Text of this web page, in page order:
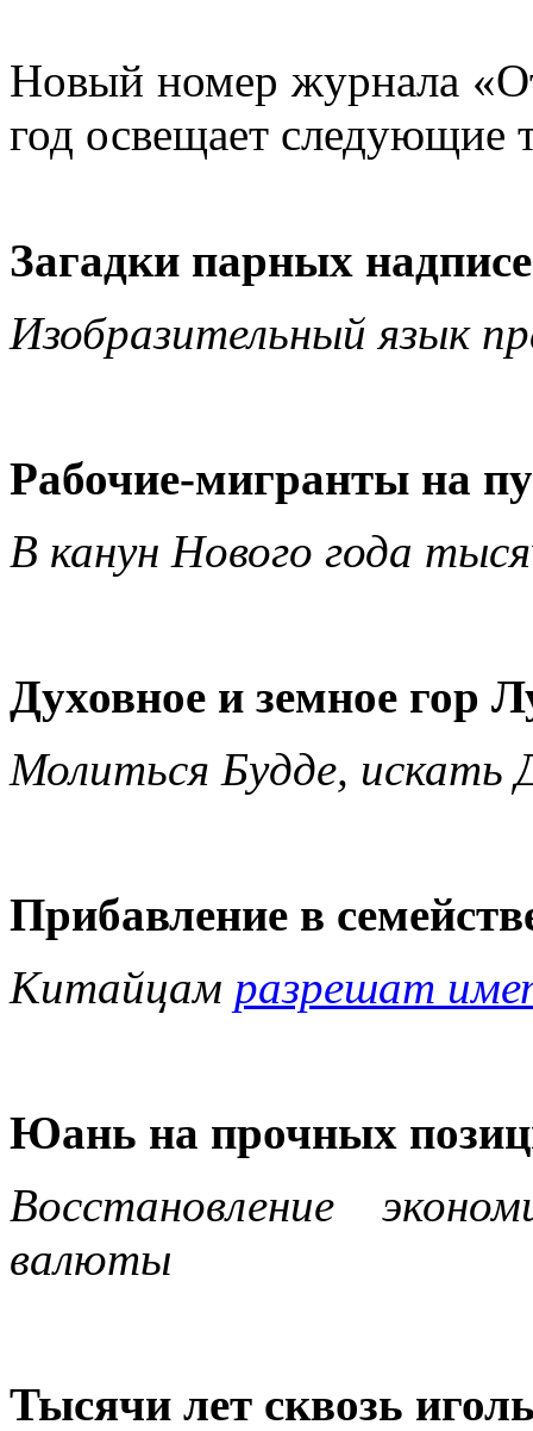
Новый номер журнала
год освещает следующие
Загадки парных
Изобразительный язык
Рабочие-мигранты на
В канун Нового года
Духовное и земное гор
Молиться Будде, искать
Прибавление в
Китайцам разрешат
Юань на прочных
Восстановление
валюты
Тысячи лет сквозь